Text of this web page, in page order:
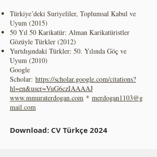
Türkiye’deki Suriyeliler, Toplumsal Kabul ve
Uyum (2015)
50 Yıl 50 Karikatür: Alman Karikatüristler
Gözüyle Türkler (2012)
Yurtdışındaki Türkler: 50. Yılında Göç ve
Uyum (2010)
Google
Scholar: https://scholar.google.com/citations?
hl=en&user=VuG6czIAAAAJ
www.mmuraterdogan.com * merdogan1103@g
mail.com
Download: CV Türkçe 2024